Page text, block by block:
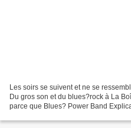
Les soirs se suivent et ne se
Du gros son et du blues?rock à La
parce que Blues? Power Band